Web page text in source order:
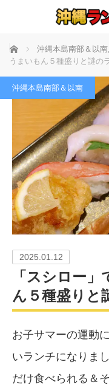
ホーム 沖縄本島南部＆以南,
うまいもん５種盛りと謎の
沖縄本島南部＆以南
2025.01.12
「スシロー
ん５種盛りと
お子サマーの運動
いランチになりま
だけ食べられる＆